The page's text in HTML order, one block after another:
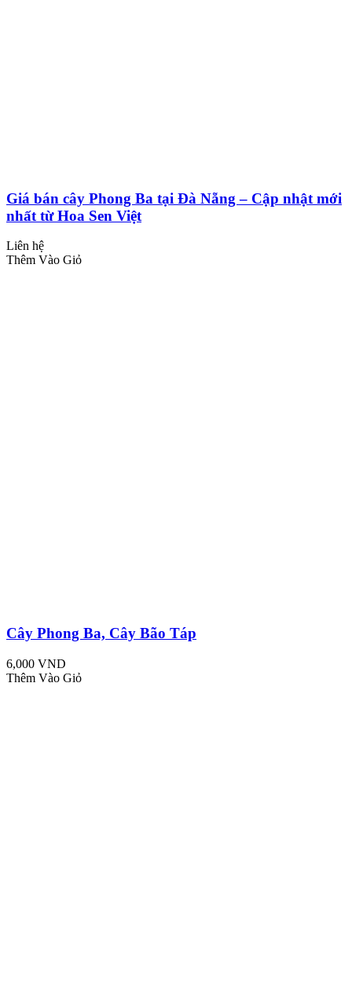
Giá bán cây Phong Ba tại Đà Nẵng – Cập nhật mới
nhất từ Hoa Sen Việt
Liên hệ
Thêm Vào Giỏ
Cây Phong Ba, Cây Bão Táp
6,000 VND
Thêm Vào Giỏ